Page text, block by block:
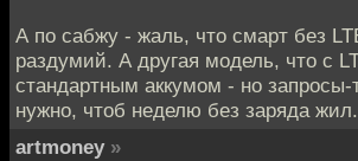
А по сабжу - жаль, что смарт без
раздумий. А другая модель, что с
стандартным аккумом - но запросы-
нужно, чтоб неделю без заряда жил.
artmoney »